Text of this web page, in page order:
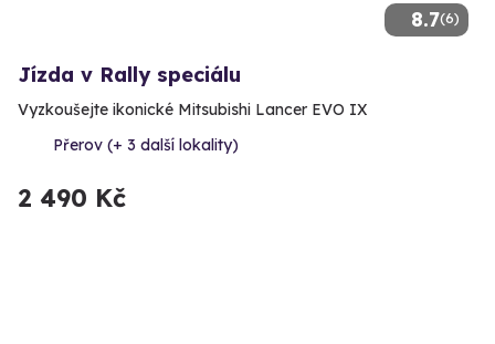
8.7(6)
Jízda v Rally speciálu
Vyzkoušejte ikonické Mitsubishi Lancer EVO IX
Přerov (+ 3 další lokality)
2 490 Kč